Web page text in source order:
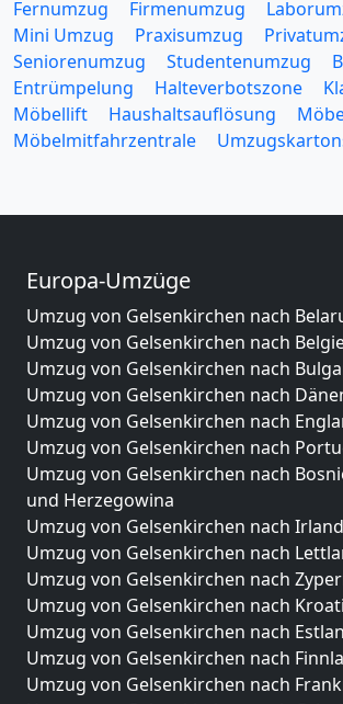
Fernumzug
Firmenumzug
Mini Umzug
Praxisumzug
Seniorenumzug
Studentenumzug
Entrümpelung
Halteverbotszone
Möbellift
Haushaltsauflösung
Möbelmitfahrzentrale
Europa-Umzüge
Umzug von Gelsenkirchen nach
Umzug von Gelsenkirchen nach
Umzug von Gelsenkirchen nach
Umzug von Gelsenkirchen nach
Umzug von Gelsenkirchen nach
Umzug von Gelsenkirchen nach
Umzug von Gelsenkirchen nach
und Herzegowina
Umzug von Gelsenkirchen nach Irland
Umzug von Gelsenkirchen nach
Umzug von Gelsenkirchen nach
Umzug von Gelsenkirchen nach
Umzug von Gelsenkirchen nach
Umzug von Gelsenkirchen nach
Umzug von Gelsenkirchen nach